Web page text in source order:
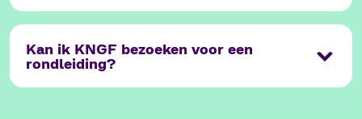
Kan ik KNGF bezoeken voor een
rondleiding?